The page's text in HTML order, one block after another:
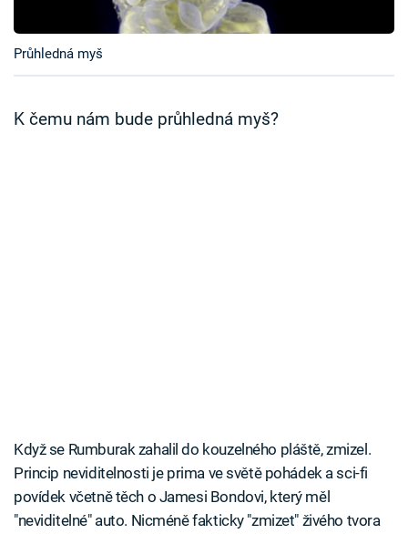
Sledujte prima+
Přihlášení
Průhledná myš
K čemu nám bude průhledná myš?
Když se Rumburak zahalil do kouzelného pláště, zmizel.
Princip neviditelnosti je prima ve světě pohádek a sci-fi
povídek včetně těch o Jamesi Bondovi, který měl
"neviditelné" auto. Nicméně fakticky "zmizet" živého tvora